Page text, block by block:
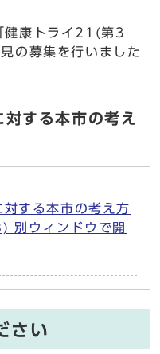
健康トライ21(第3
の募集を行いました
する本市の考え
する本市の考え方
ウィンドウで開
さい